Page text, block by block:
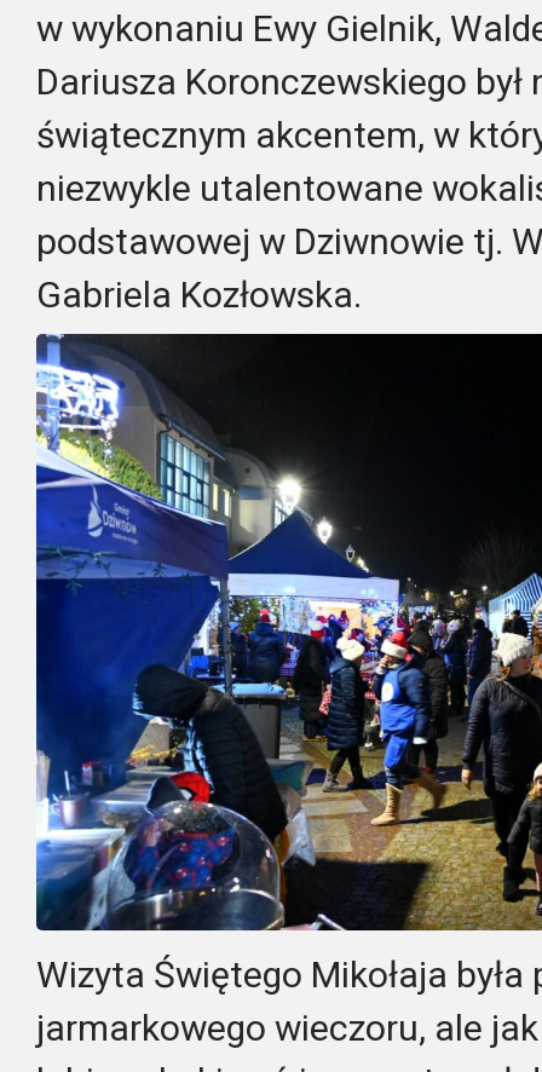
w wykonaniu Ewy Gielnik,
Dariusza Koronczewskiego
świątecznym akcentem, w
niezwykle utalentowane
podstawowej w Dziwnowie tj.
Gabriela Kozłowska.
Wizyta Świętego Mikołaja
jarmarkowego wieczoru, ale